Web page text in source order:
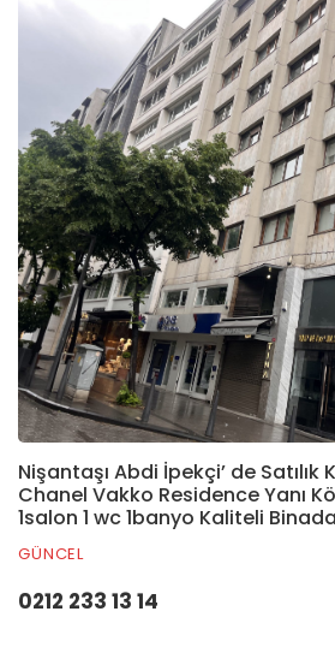
Nişantaşı Abdi İpekçi’ de
Chanel Vakko Residence Yanı
1salon 1 wc 1banyo Kaliteli Binada
GÜNCEL
0212 233 13 14